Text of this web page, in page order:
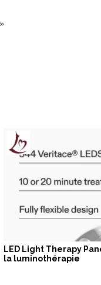
LED Light Therapy
la luminothérapie